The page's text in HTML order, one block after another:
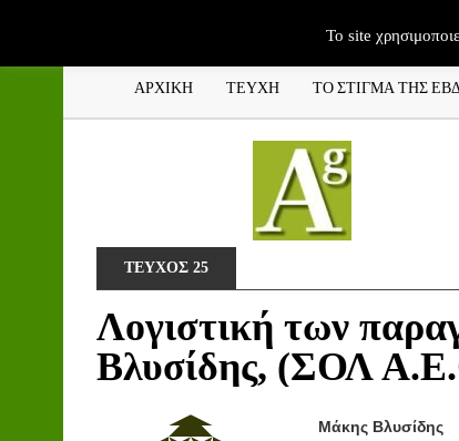
ΑΡΧΙΚΗ ΤΕΥΧΗ ΤΟ ΣΤΙΓΜΑ ΤΗΣ
ΤΕΥΧΟΣ 25
Λογιστική των
Βλυσίδης, (ΣΟΛ
Μάκης Βλυσίδης
To site